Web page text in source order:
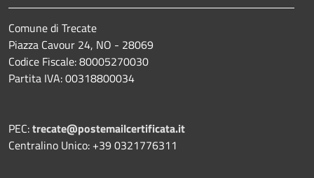
Comune di Trecate
Piazza Cavour 24, NO - 28069
Codice Fiscale: 80005270030
Partita IVA: 00318800034
PEC:trecate@postemailcertificata.it
Centralino Unico: +39 0321776311